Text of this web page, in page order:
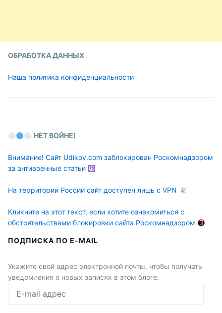
ОБРАБОТКА ДАННЫХ
Наша политика конфиденциальности
НЕТ ВОЙНЕ!
Внимание! Сайт Udikov.com заблокирован Роскомнадзором
за антивоенные статьи
На территории России сайт доступен лишь с VPN
Кликните на этот текст, если хотите ознакомиться с
обстоятельствами блокировки сайта Роскомнадзором
ПОДПИСКА ПО E-MAIL
Укажите свой адрес электронной почты, чтобы получать
уведомления о новых записях в этом блоге.
mail